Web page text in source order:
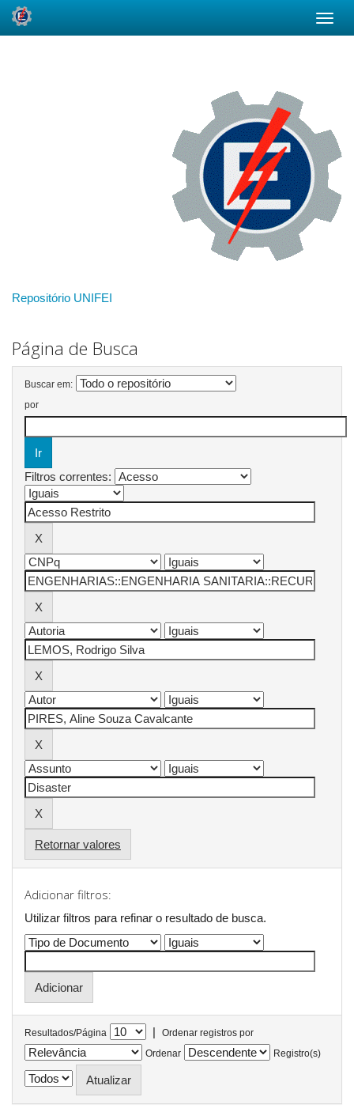
Repositório UNIFEI
Página de Busca
Buscar em:
por
Filtros correntes:
Retornar valores
Adicionar filtros:
Utilizar filtros para refinar o resultado de busca.
Resultados/Página |
Ordenar registros por
Ordenar
Registro(s)